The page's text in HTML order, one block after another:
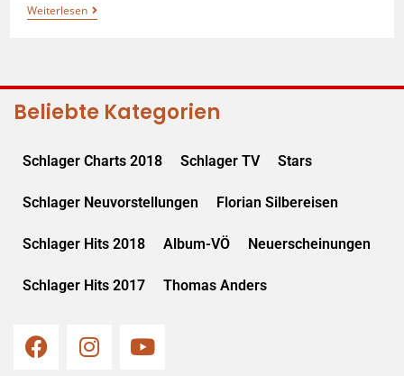
Weiterlesen
Beliebte Kategorien
Schlager Charts 2018 Schlager TV Stars
Schlager Neuvorstellungen Florian Silbereisen
Schlager Hits 2018 Album-VÖ Neuerscheinungen
Schlager Hits 2017 Thomas Anders